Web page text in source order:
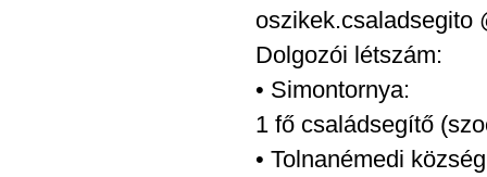
oszikek.csaladsegito
Dolgozói létszám:
• Simontornya:
1 fő családsegítő
• Tolnanémedi